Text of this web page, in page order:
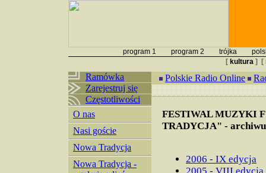
program 1 program 2 trójka
[ kultura ] [
Ramówka
Zarejestruj się
Częstotliwości
O nas
Nasi goście
Nowa Tradycja
Nowa Tradycja -
Polskie Radio Online
FESTIWAL MUZYKI
TRADYCJA" -
2006 - IX edycja